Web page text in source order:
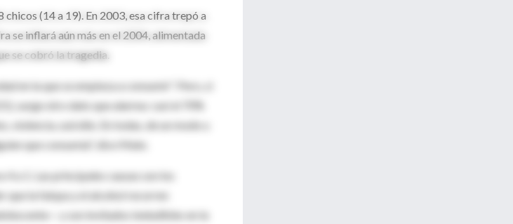
(14 a 19). En 2003, esa cifra trepó a
se inflará aún más en el 2004, alimentada
se cobró la tragedia.
en la que se empieza a consumir". Pero, si
surge otro dato que alarma: casi el 70%
violencia, suicidio. En todas, de un modo u
que consumía", dice Mate.
a 1. Las principales causas son los
que la falopa y el alcohol recorren
y son invitados ineludibles en la